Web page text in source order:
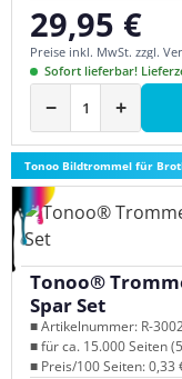
Regulärer Preis:
29,95 €
Preise inkl. MwSt. zzgl.
Sofort lieferbar!
− +
Tonoo Bildtrommel für
Tonoo®
Spar Set
■ Artikelnummer: R-
■ für ca. 15.000 Seiten
■ Preis/100 Seiten: 0,33